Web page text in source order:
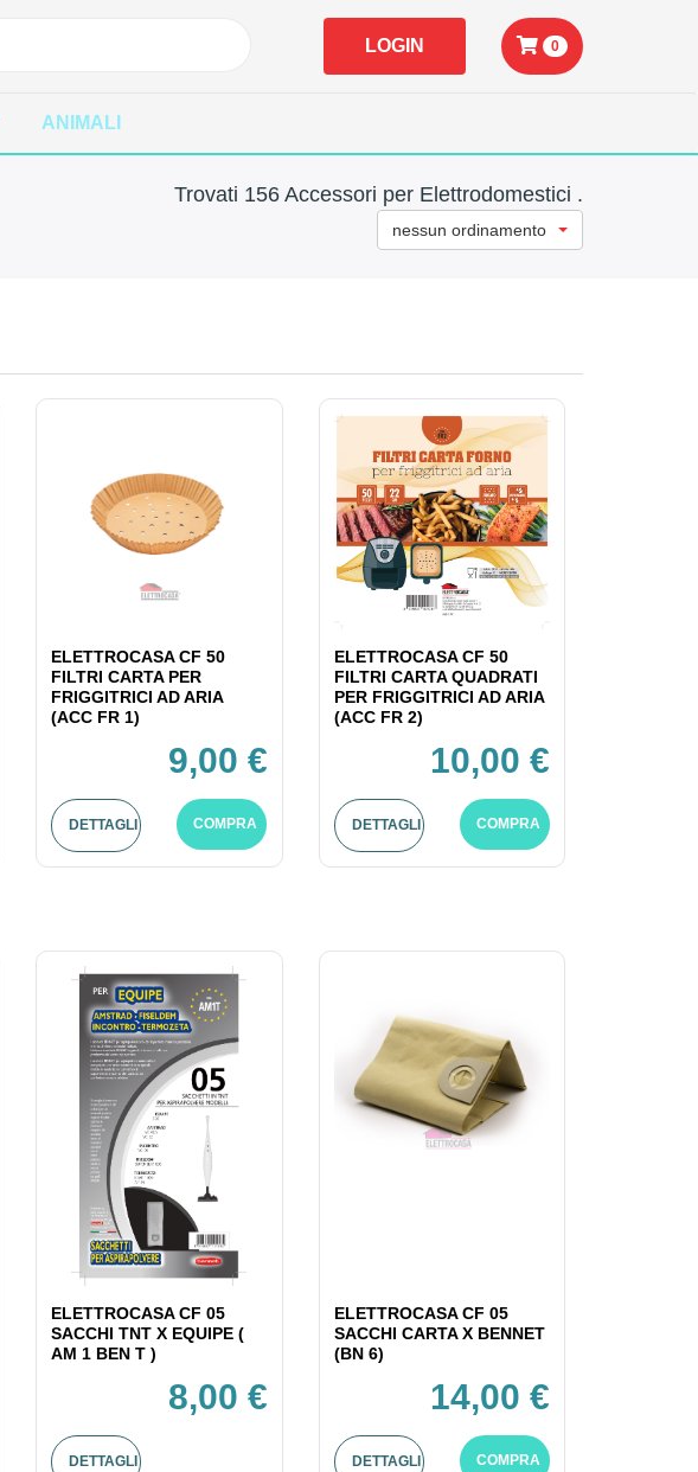
LOGIN 0
ANIMALI
Trovati 156 Accessori per Elettrodomestici .
nessun ordinamento
ELETTROCASA CF 50
FILTRI CARTA PER
FRIGGITRICI AD ARIA
(ACC FR 1)
9,00 €
DETTAGLI COMPRA
ELETTROCASA CF 50
FILTRI CARTA QUADRATI
PER FRIGGITRICI AD ARIA
(ACC FR 2)
10,00 €
DETTAGLI COMPRA
ELETTROCASA CF 05
SACCHI TNT X EQUIPE (
AM 1 BEN T )
8,00 €
DETTAGLI
ELETTROCASA CF 05
SACCHI CARTA X BENNET
(BN 6)
14,00 €
DETTAGLI COMPRA